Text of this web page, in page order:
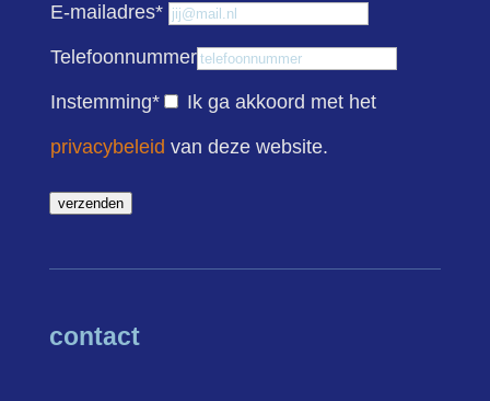
E-mailadres*
Telefoonnummer
Instemming* Ik ga akkoord met het
privacybeleid van deze website.
verzenden
contact